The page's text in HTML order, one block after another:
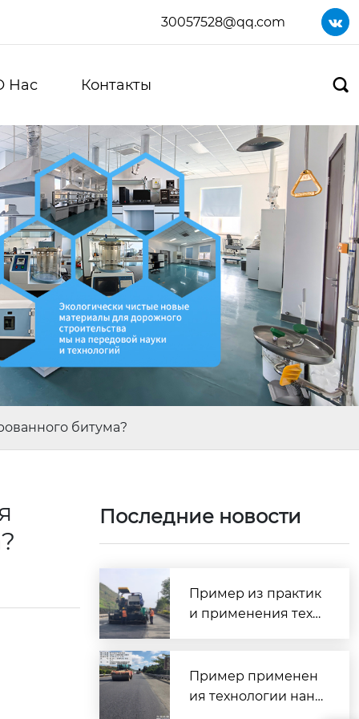
30057528@qq.com 
Нас Контакты 
битума?
Последние новости
Пример из практик
и применения техн
окрытия SMC — про
ект профилактичес
Пример применен
ия технологии нане